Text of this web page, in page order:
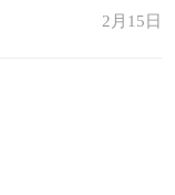
马星动，愈动愈起
2月15日